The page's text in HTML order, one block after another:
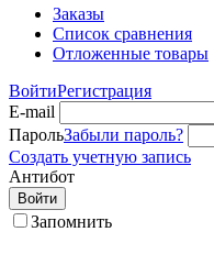
Заказы
Список сравнения
Отложенные товары
ВойтиРегистрация
E-mail
ПарольЗабыли пароль?
Создать учетную запись
Антибот
Войти
Запомнить